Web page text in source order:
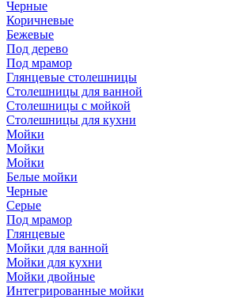
Черные
Коричневые
Бежевые
Под дерево
Под мрамор
Глянцевые столешницы
Столешницы для ванной
Столешницы с мойкой
Столешницы для кухни
Мойки
Мойки
Мойки
Белые мойки
Черные
Серые
Под мрамор
Глянцевые
Мойки для ванной
Мойки для кухни
Мойки двойные
Интегрированные мойки